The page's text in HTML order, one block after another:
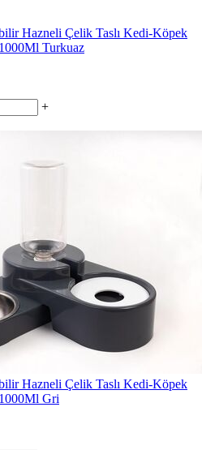
Hazneli Çelik Taslı Kedi-Köpek
Turkuaz
+
Hazneli Çelik Taslı Kedi-Köpek
Gri